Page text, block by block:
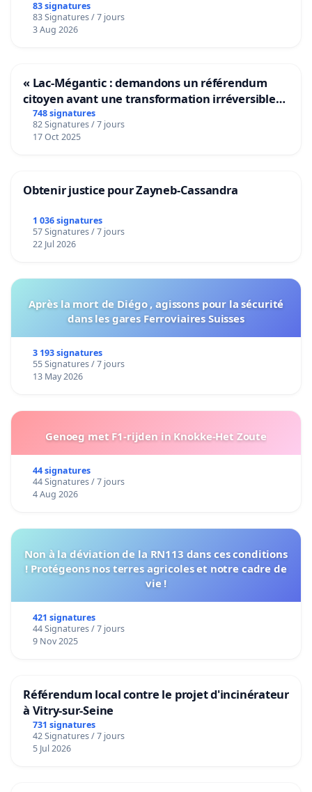
bediening van de wijken Strombeek en Het
Voor
83 signatures
83 Signatures / 7 jours
3 Aug 2026
« Lac-Mégantic : demandons un référendum
citoyen avant une transformation irréversible
de notre territoire »
748 signatures
82 Signatures / 7 jours
17 Oct 2025
Obtenir justice pour Zayneb-Cassandra
1 036 signatures
57 Signatures / 7 jours
22 Jul 2026
Après la mort de Diégo , agissons pour la sécurité
dans les gares Ferroviaires Suisses
3 193 signatures
55 Signatures / 7 jours
13 May 2026
Genoeg met F1-rijden in Knokke-Het Zoute
44 signatures
44 Signatures / 7 jours
4 Aug 2026
Non à la déviation de la RN113 dans ces conditions
! Protégeons nos terres agricoles et notre cadre de
vie !
421 signatures
44 Signatures / 7 jours
9 Nov 2025
Référendum local contre le projet d'incinérateur
à Vitry-sur-Seine
731 signatures
42 Signatures / 7 jours
5 Jul 2026